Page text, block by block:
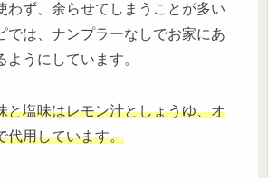
わず、余らせてしまうことが多い
では、ナンプラーなしでお家にあ
ようにしています。
と塩味はレモン汁としょうゆ、オ
代用しています。